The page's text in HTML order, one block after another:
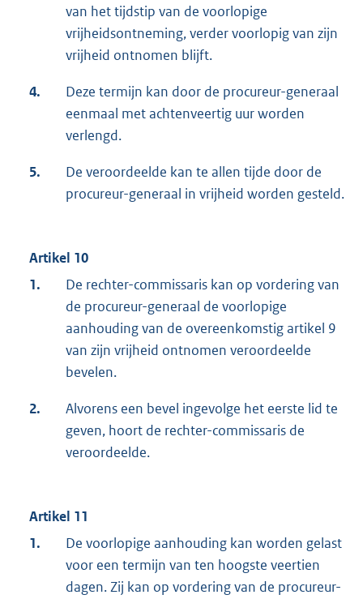
van het tijdstip van de voorlopige
vrijheidsontneming, verder voorlopig van zijn
vrijheid ontnomen blijft.
4.
Deze termijn kan door de procureur-generaal
eenmaal met achtenveertig uur worden
verlengd.
5.
De veroordeelde kan te allen tijde door de
procureur-generaal in vrijheid worden gesteld.
Artikel 10
1.
De rechter-commissaris kan op vordering van
de procureur-generaal de voorlopige
aanhouding van de overeenkomstig artikel 9
van zijn vrijheid ontnomen veroordeelde
bevelen.
2.
Alvorens een bevel ingevolge het eerste lid te
geven, hoort de rechter-commissaris de
veroordeelde.
Artikel 11
1.
De voorlopige aanhouding kan worden gelast
voor een termijn van ten hoogste veertien
dagen. Zij kan op vordering van de procureur-